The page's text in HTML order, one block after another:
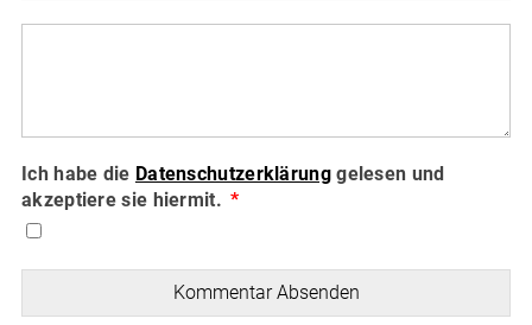
Ich habe die Datenschutzerklärunggelesen und
akzeptiere sie hiermit.
Kommentar Absenden